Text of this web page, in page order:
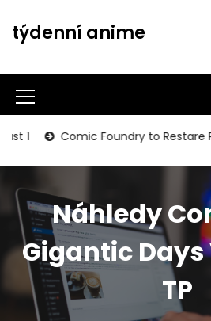
t
c
t
týdenní anime
M
e
n
u
I
c
o
n
Comic Foundry to Restare
Náhledy
Gigantic
TP